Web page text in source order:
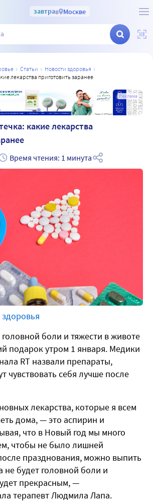
завтрав Москве
статьи
новости здоровья
лекарства приготовить заранее
Реклама
какие лекарства
Время чтения: 1 минута
головной боли и тяжести в животе
подарок утром 1 января. Медики
RT назвали препараты,
чувствовать себя лучше после
лекарства, которые я всем
дома, — это аспирин и
что в Новый год мы много
чтобы не было лишней
празднования, можно выпить
не будет головной боли и
прекрасным, —
терапевт Людмила Лапа.